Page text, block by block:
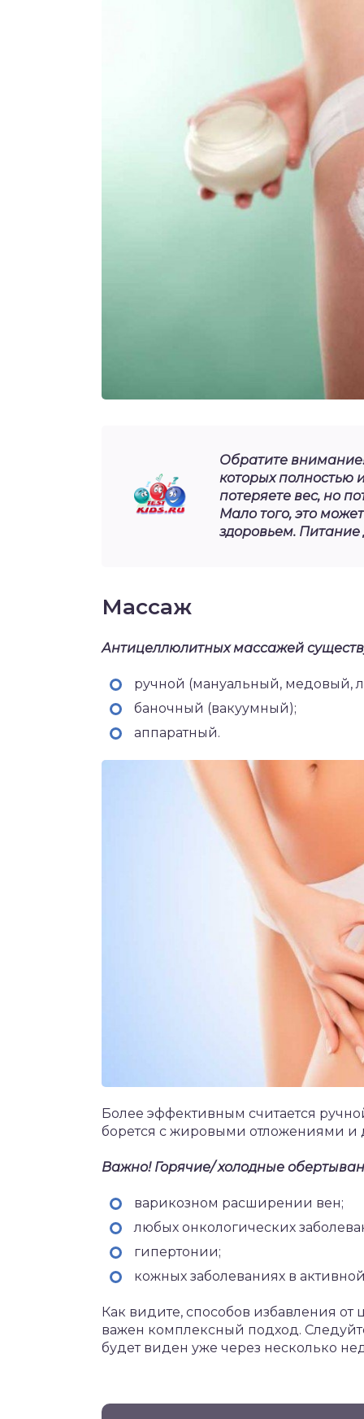
Обратите
которых полностью
потеряете вес, но
Мало того, это
здоровьем.
Массаж
Антицеллюлитных массажей
ручной (мануальный, медовый,
баночный (вакуумный);
аппаратный.
Более эффективным считается
борется с жировыми отложениями и
Важно! Горячие/ холодные
варикозном расширении вен;
любых онкологических
гипертонии;
кожных заболеваниях в
Как видите, способов избавления от
важен комплексный подход.
будет виден уже через несколько